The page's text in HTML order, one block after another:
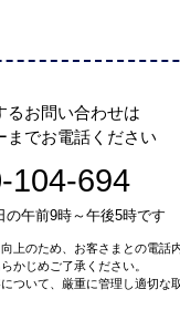
るお問い合わせは
までお電話ください
104-694
の午前9時～午後5時です
上のため、お客さまとの電話
かじめご了承ください。
ついて、厳重に管理し適切な